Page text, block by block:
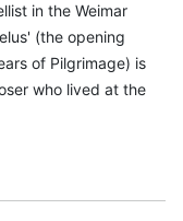
in the Weimar
(the opening
of Pilgrimage) is
who lived at the